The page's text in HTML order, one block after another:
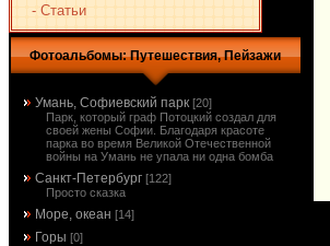
- Статьи
Фотоальбомы: Путешествия, Пейзажи
Умань, Софиевский парк [20]
Парк, который граф Потоцкий создал для
своей жены Софии. Благодаря красоте
парка во время Великой Отечественной
войны на Умань не упала ни одна бомба
Санкт-Петербург [122]
Просто сказка
Море, океан [14]
Горы [0]